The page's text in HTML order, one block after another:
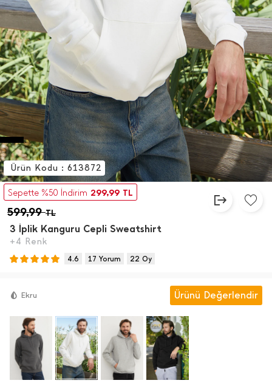
Sepette %50 İndirim 299,99 TL
599,99TL
3 İ̇plik Kanguru Cepli Sweatshirt
+4 Renk
Ürün Kodu : 613872
4.6 17 Yorum 22 Oy
Ekru Ürünü Değerlendir